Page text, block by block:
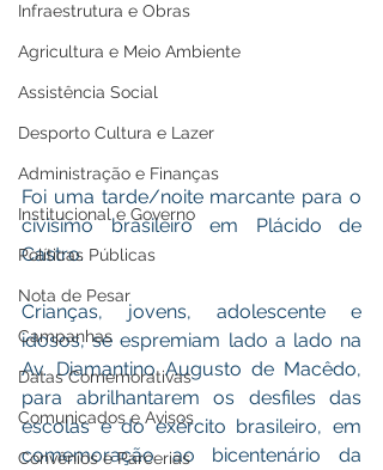
Infraestrutura e Obras
Agricultura e Meio Ambiente
Assistência Social
Desporto Cultura e Lazer
Administração e Finanças
Institucional e Governo
Políticas Públicas
Nota de Pesar
Campanhas
Datas Comemorativas
Comunicados e Avisos
Convênios e Parcerias
Foi uma tarde/noite marcante para o
civisimo brasileiro em Plácido de
Castro.
Crianças, jovens, adolescente e
idosos, se espremiam lado a lado na
Av. Diamantino Augusto de Macêdo,
para abrilhantarem os desfiles das
escolas e do exército brasileiro, em
comemoração ao bicentenário da